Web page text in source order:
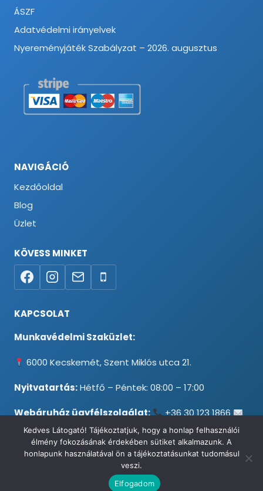
ÁSZF
Adatvédelmi irányelvek
Nyereményjáték Szabályzat – 2026. augusztus
NAVIGÁCIÓ
Kezdőoldal
Blog
Üzlet
KÖVESS MINKET
KAPCSOLAT
Munkavédelmi Szaküzlet:
6000 Kecskemét, Szent Miklós utca 21.
Nyitvatartás:Hétfő – Péntek: 08:00 – 17:00
Webáruház ügyfélszolgálat:
+36 30 123 1866
info@testpancel.hu
© 2026 Munkavédelmi és Ruházati Webáruház - Minden jog
Kedves Látogató! Tájékoztatjuk, hogy a honlap felhasználói
élmény fokozásának érdekében sütiket alkalmazunk. A
honlapunk használatával ön a tájékoztatásunkat tudomásul
veszi.
Elfogadom